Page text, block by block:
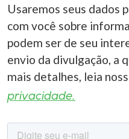
Usaremos seus dados
com você sobre
podem ser de seu
envio da divulgação, a
mais detalhes, leia
privacidade.